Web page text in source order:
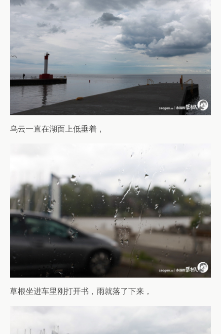
乌云一直在湖面上低垂着，
草根坐进车里刚打开书，雨就落了下来，